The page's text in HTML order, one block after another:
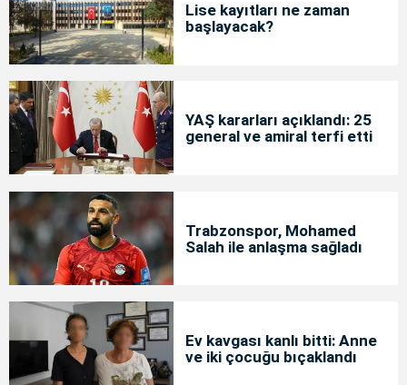
Lise kayıtları ne zaman
başlayacak?
YAŞ kararları açıklandı: 25
general ve amiral terfi etti
Trabzonspor, Mohamed
Salah ile anlaşma sağladı
Ev kavgası kanlı bitti: Anne
ve iki çocuğu bıçaklandı